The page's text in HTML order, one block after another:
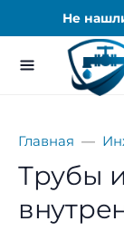
Не
Главная
Трубы